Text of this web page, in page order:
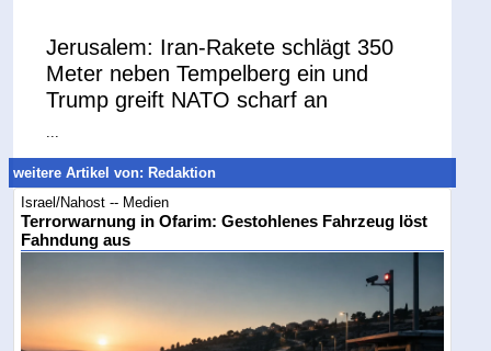
Jerusalem: Iran-Rakete schlägt 350
Meter neben Tempelberg ein und
Trump greift NATO scharf an
...
weitere Artikel von: Redaktion
Israel/Nahost -- Medien
Terrorwarnung in Ofarim: Gestohlenes Fahrzeug löst
Fahndung aus